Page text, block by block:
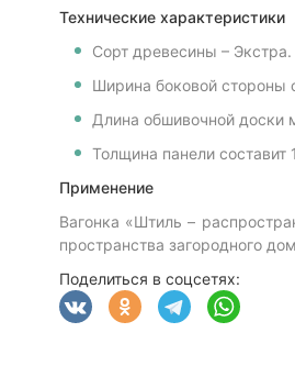
Технические характеристики
Сорт древесины –
Ширина боковой стороны
Длина обшивочной доски
Толщина панели составит
Применение
Вагонка «Штиль –
пространства загородного
Поделиться в соцсетях: